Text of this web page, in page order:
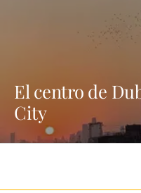
El centro de
City